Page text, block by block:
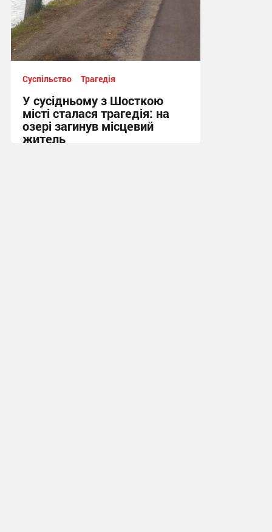
Суспільство Трагедія
У сусідньому з Шосткою
місті сталася трагедія: на
озері загинув місцевий
житель